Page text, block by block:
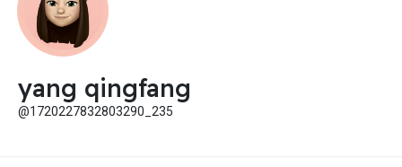
yang qingfang
@1720227832803290_235